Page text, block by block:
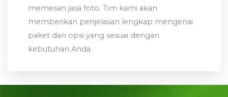
memesan jasa foto. Tim kami akan
memberikan penjelasan lengkap mengenai
paket dan opsi yang sesuai dengan
kebutuhan Anda.